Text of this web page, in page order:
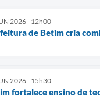
2026 - 12h00
de Betim cria
2026 - 15h30
fortalece ensino de